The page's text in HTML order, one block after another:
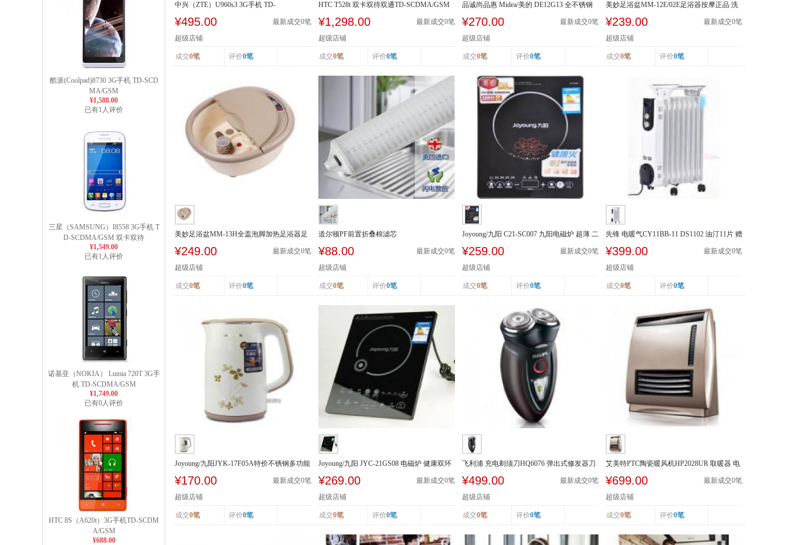
酷派(Coolpad)8730 3G手机 TD-SCD
MA/GSM
¥1,588.00
已有1人评价
三星（SAMSUNG）I8558 3G手机 T
D-SCDMA/GSM 双卡双待
¥1,549.00
已有1人评价
诺基亚（NOKIA） Lumia 720T 3G手
机 TD-SCDMA/GSM
¥1,749.00
已有0人评价
HTC 8S（A620t）3G手机TD-SCDM
A/GSM
¥688.00
中兴（ZTE）U960s3 3G手机 TD-
¥495.00 最新成交0笔
超级店铺
成交0笔 评价0笔
HTC T528t 双卡双待双通TD-SCDMA/GSM
¥1,298.00 最新成交0笔
超级店铺
成交0笔 评价0笔
品诚尚品惠 Midea/美的 DE12G13 全不锈钢
¥270.00 最新成交0笔
超级店铺
成交0笔 评价0笔
美妙足浴盆MM-12E/02E足浴器按摩正品 洗
¥239.00 最新成交0笔
超级店铺
成交0笔 评价0笔
美妙足浴盆MM-13H全盖泡脚加热足浴器足
¥249.00 最新成交0笔
超级店铺
成交0笔 评价0笔
道尔顿PF前置折叠棉滤芯
¥88.00 最新成交0笔
超级店铺
成交0笔 评价0笔
Joyoung/九阳 C21-SC007 九阳电磁炉 超薄 二
¥259.00 最新成交0笔
超级店铺
成交0笔 评价0笔
先锋 电暖气CY11BB-11 DS1102 油汀11片 赠
¥399.00 最新成交0笔
超级店铺
成交0笔 评价0笔
Joyoung/九阳JYK-17F05A特价不锈钢多功能
¥170.00 最新成交0笔
超级店铺
成交0笔 评价0笔
Joyoung/九阳 JYC-21GS08 电磁炉 健康双环
¥269.00 最新成交0笔
超级店铺
成交0笔 评价0笔
飞利浦 充电剃须刀HQ6076 弹出式修发器刀
¥499.00 最新成交0笔
超级店铺
成交0笔 评价0笔
艾美特PTC陶瓷暖风机HP2028UR 取暖器 电
¥699.00 最新成交0笔
超级店铺
成交0笔 评价0笔